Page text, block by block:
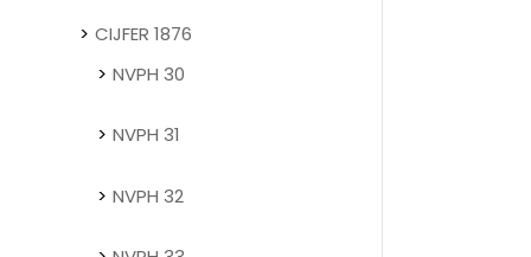
CIJFER 1876
NVPH 30
NVPH 31
NVPH 32